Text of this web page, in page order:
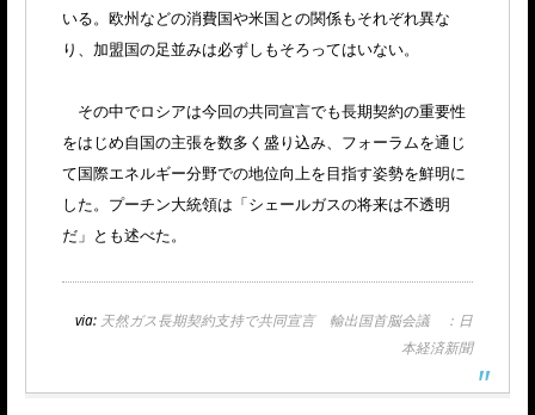
いる。欧州などの消費国や米国との関係もそれぞれ異な
り、加盟国の足並みは必ずしもそろってはいない。
その中でロシアは今回の共同宣言でも長期契約の重要性
をはじめ自国の主張を数多く盛り込み、フォーラムを通じ
て国際エネルギー分野での地位向上を目指す姿勢を鮮明に
した。プーチン大統領は「シェールガスの将来は不透明
だ」とも述べた。
via: 天然ガス長期契約支持で共同宣言 輸出国首脳会議 ：日
本経済新聞